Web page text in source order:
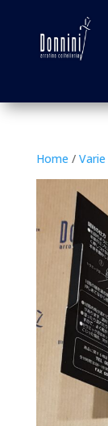
Home / Varie